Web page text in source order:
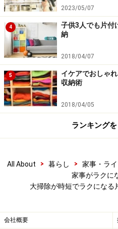
隅々まできれいに仕事をして
容器をテーブルや椅子の上にポ
クになる
リビングダイニングは家族
けに汚れやすく、家の中で
手間がかかりがち。それな
などが床に散らばっている
てしまいます。床に置きっ
フックに掛けられる服や帽
2023/05/07
4
子供3人でも片付
納
2018/04/07
5
イケアでおしゃ
収納術
2018/04/05
ランキング
All About > 暮らし > 家事・ラ
家事がラクに
大掃除が時短でラクになる
会社概要